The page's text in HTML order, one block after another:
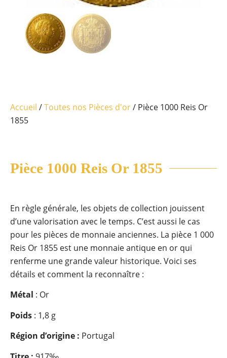
Accueil /Toutes nos Pièces d'or/ Pièce 1000 Reis Or
1855
Pièce 1000 Reis Or 1855
En règle générale, les objets de collection jouissent
d’une valorisation avec le temps. C’est aussi le cas
pour les pièces de monnaie anciennes. La pièce 1 000
Reis Or 1855 est une monnaie antique en or qui
renferme une grande valeur historique. Voici ses
détails et comment la reconnaître :
Métal : Or
Poids : 1,8 g
Région d’origine : Portugal